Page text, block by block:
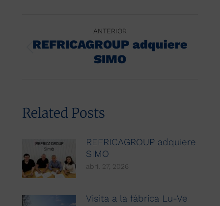
Navegación
entre
publicaciones
ANTERIOR
Publicación
anterior:
REFRICAGROUP adquiere
SIMO
Related Posts
REFRICAGROUP adquiere
SIMO
abril 27, 2026
Visita a la fábrica Lu-Ve